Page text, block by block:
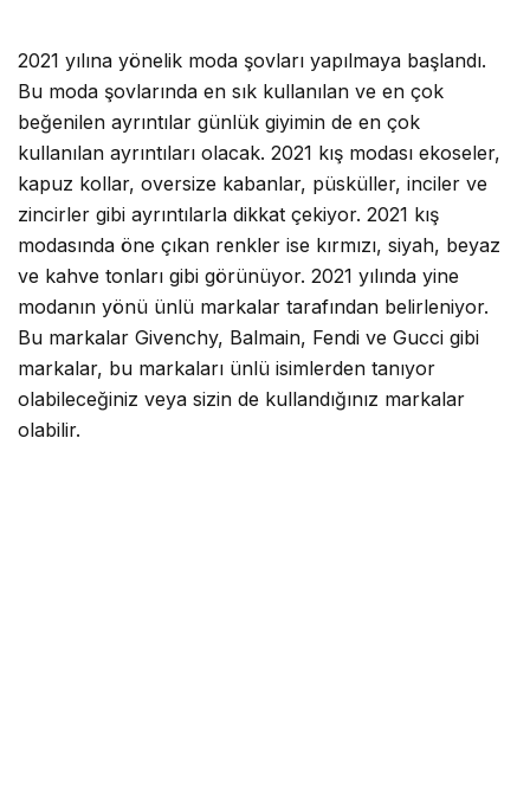
2021 yılına yönelik moda şovları yapılmaya başlandı.
Bu moda şovlarında en sık kullanılan ve en çok
beğenilen ayrıntılar günlük giyimin de en çok
kullanılan ayrıntıları olacak. 2021 kış modası ekoseler,
kapuz kollar, oversize kabanlar, püsküller, inciler ve
zincirler gibi ayrıntılarla dikkat çekiyor. 2021 kış
modasında öne çıkan renkler ise kırmızı, siyah, beyaz
ve kahve tonları gibi görünüyor. 2021 yılında yine
modanın yönü ünlü markalar tarafından belirleniyor.
Bu markalar Givenchy, Balmain, Fendi ve Gucci gibi
markalar, bu markaları ünlü isimlerden tanıyor
olabileceğiniz veya sizin de kullandığınız markalar
olabilir.